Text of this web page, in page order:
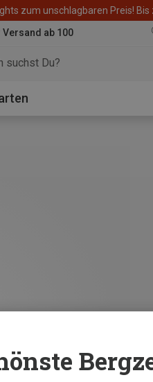
zum unschlagbaren Preis!
ab 100